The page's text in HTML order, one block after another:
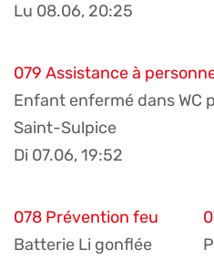
Lu 08.06, 20:25
079 Assistance à
Enfant enfermé dans WC
Saint-Sulpice
Di 07.06, 19:52
078 Prévention feu
Batterie Li gonflée